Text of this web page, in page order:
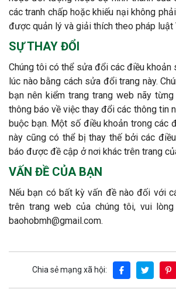
các tranh chấp hoặc khiếu nại không
được quản lý và giải thích theo pháp luật
SỰ THAY ĐỔI
Chúng tôi có thể sửa đổi các điều
lúc nào bằng cách sửa đổi trang này.
bạn nên kiểm trang trang web nãy
thông báo về việc thay đổi các thông tin
buộc bạn. Một số điều khoản trong các
này cũng có thể bị thay thế bởi các
báo được đề cập ở nơi khác trên trang
VẤN ĐỀ CỦA BẠN
Nếu bạn có bất kỳ vấn đề nào đối với
trên trang web của chúng tôi, vui
baohobmh@gmail.com.
Chia sẻ mạng xã hội: